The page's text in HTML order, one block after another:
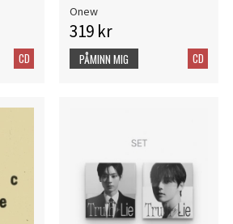
CD
Onew
319 kr
CD
PÅMINN MIG